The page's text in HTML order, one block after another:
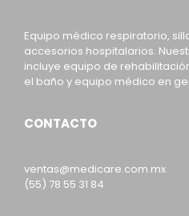
Equipo médico respiratorio,
accesorios hospitalarios.
incluye equipo de
el baño y equipo médico en
CONTACTO
ventas@medicare.com.mx
(55) 78 55 31 84